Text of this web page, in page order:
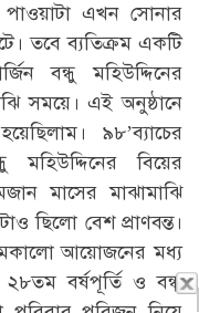
পাওয়াটা এখন সোনার
তবে ব্যতিক্রম একটি
বন্ধু মহিউদ্দিনের
সময়ে। এই অনুষ্ঠানে
৯৮’ব্যাচের
বিয়ের
মাসের মাঝামাঝি
ছিলো বেশ প্রাণবন্ত।
আয়োজনের মধ্য
বর্ষপূর্তি ও বন্ধু